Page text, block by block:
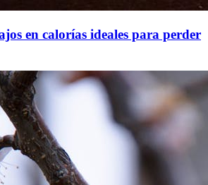
en calorías ideales para perder